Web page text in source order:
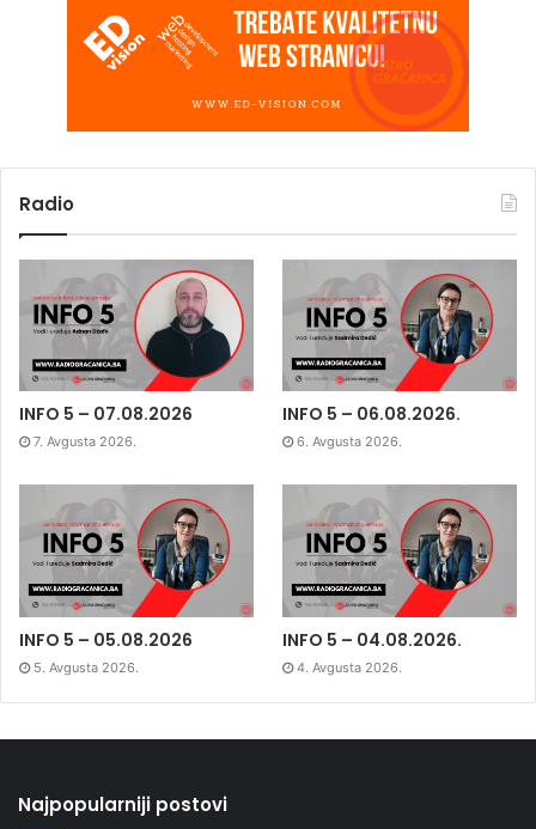
Radio
INFO 5 – 07.08.2026
7. Avgusta 2026.
INFO 5 – 06.08.2026.
6. Avgusta 2026.
INFO 5 – 05.08.2026
5. Avgusta 2026.
INFO 5 – 04.08.2026.
4. Avgusta 2026.
Najpopularniji postovi